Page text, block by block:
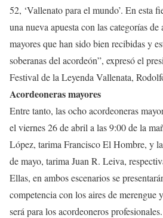
52, ‘Vallenato para el mundo’. En esta
una nueva apuesta con las categorías
mayores que han sido bien recibidas y
soberanas del acordeón”, expresó el
Festival de la Leyenda Vallenata,
Acordeoneras mayores
Entre tanto, las ocho acordeoneras
el viernes 26 de abril a las 9:00 de la
López, tarima Francisco El Hombre, y
de mayo, tarima Juan R. Leiva,
Ellas, en ambos escenarios se
competencia con los aires de merengue
será para los acordeoneros profesionales.